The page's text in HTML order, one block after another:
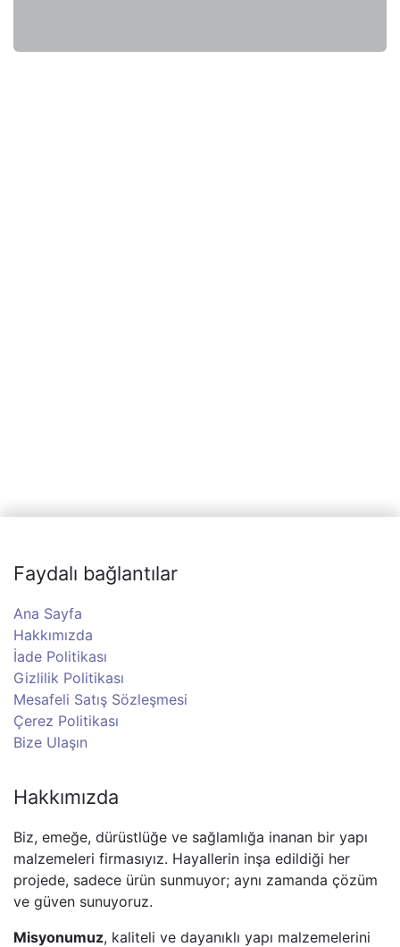
Faydalı bağlantılar
Ana Sayfa
Hakkımızda
İade Politikası
Gizlilik Politikası
Mesafeli Satış Sözleşmesi
Çerez Politikası
Bize Ulaşın
Hakkımızda
Biz, emeğe, dürüstlüğe ve sağlamlığa inanan bir yapı
malzemeleri firmasıyız. Hayallerin inşa edildiği her
projede, sadece ürün sunmuyor; aynı zamanda çözüm
ve güven sunuyoruz.
Misyonumuz, kaliteli ve dayanıklı yapı malzemelerini